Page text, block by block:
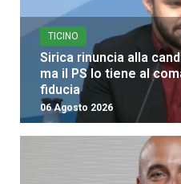
TICINO
Sirica rinuncia alla
ma il PS lo tiene al
fiducia
06 Agosto 2026